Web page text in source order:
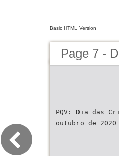
Basic HTML Version
Page 7 -
PQV: Dia das
outubro de 2020